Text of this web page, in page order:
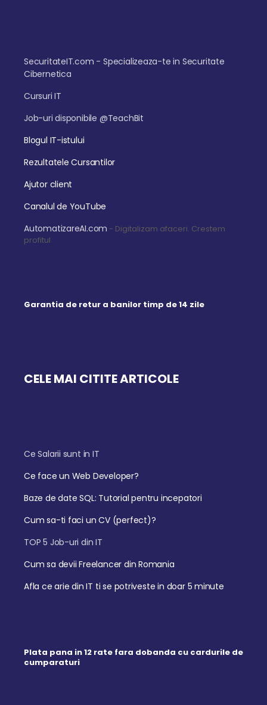
SecuritateIT.com - Specializeaza-te in Securitate
Cibernetica
Cursuri IT
Job-uri disponibile @TeachBit
Blogul IT-istului
Rezultatele Cursantilor
Ajutor client
Canalul de YouTube
AutomatizareAI.com - Digitalizam afaceri. Crestem
profitul
Garantia de retur a banilor timp de 14 zile
CELE MAI CITITE ARTICOLE
Ce Salarii sunt in IT
Ce face un Web Developer?
Baze de date SQL: Tutorial pentru incepatori
Cum sa-ti faci un CV (perfect)?
TOP 5 Job-uri din IT
Cum sa devii Freelancer din Romania
Afla ce arie din IT ti se potriveste in doar 5 minute
Plata pana in 12 rate fara dobanda cu cardurile de
cumparaturi